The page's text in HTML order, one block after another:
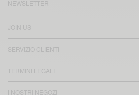
JOIN US
SERVIZIO CLIENTI
TERMINI LEGALI
I NOSTRI NEGOZI
NEWSLETTER